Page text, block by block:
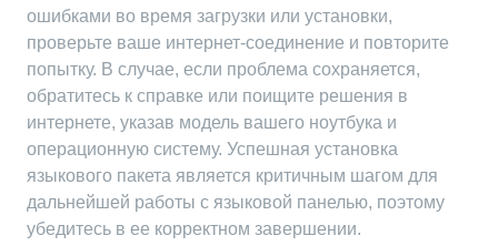
ошибками во время загрузки или установки,
проверьте ваше интернет-соединение и повторите
попытку. В случае, если проблема сохраняется,
обратитесь к справке или поищите решения в
интернете, указав модель вашего ноутбука и
операционную систему. Успешная установка
языкового пакета является критичным шагом для
дальнейшей работы с языковой панелью, поэтому
убедитесь в ее корректном завершении.